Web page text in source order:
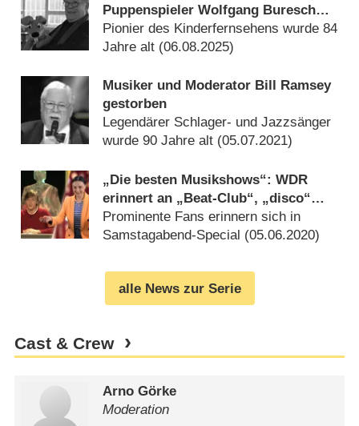
Puppenspieler Wolfgang Buresch
gestorben
Pionier des Kinderfernsehens wurde 84
Jahre alt (06.08.2025)
Musiker und Moderator Bill Ramsey
gestorben
Legendärer Schlager- und Jazzsänger
wurde 90 Jahre alt (05.07.2021)
„Die besten Musikshows“: WDR
erinnert an „Beat-Club“, „disco“
und Co.
Prominente Fans erinnern sich in
Samstagabend-Special (05.06.2020)
alle News zur Serie
Cast & Crew
Arno Görke
Moderation